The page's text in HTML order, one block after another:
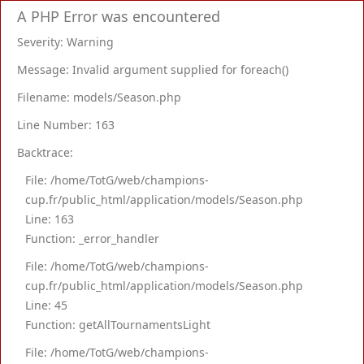
A PHP Error was encountered
Severity: Warning
Message: Invalid argument supplied for foreach()
Filename: models/Season.php
Line Number: 163
Backtrace:
File: /home/TotG/web/champions-
cup.fr/public_html/application/models/Season.php
Line: 163
Function: _error_handler
File: /home/TotG/web/champions-
cup.fr/public_html/application/models/Season.php
Line: 45
Function: getAllTournamentsLight
File: /home/TotG/web/champions-